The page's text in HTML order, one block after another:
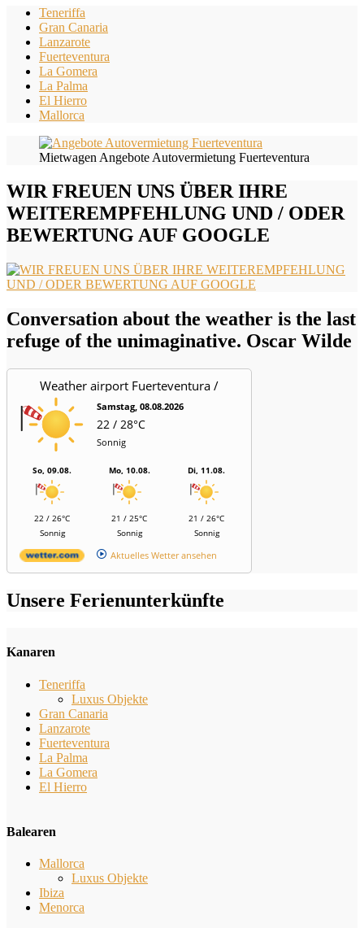
Teneriffa
Gran Canaria
Lanzarote
Fuerteventura
La Gomera
La Palma
El Hierro
Mallorca
Mietwagen Angebote Autovermietung Fuerteventura
WIR FREUEN UNS ÜBER IHRE
WEITEREMPFEHLUNG UND / ODER
BEWERTUNG AUF GOOGLE
Conversation about the weather is the last
refuge of the unimaginative. Oscar Wilde
Weather airport Fuerteventura /
Aeropuerto
Samstag, 08.08.2026
22 / 28°C
Sonnig
So, 09.08.
22 / 26°C
Sonnig
Mo, 10.08.
21 / 25°C
Sonnig
Di, 11.08.
21 / 26°C
Sonnig
Aktuelles Wetter ansehen
Unsere Ferienunterkünfte
Kanaren
Teneriffa
Luxus Objekte
Gran Canaria
Lanzarote
Fuerteventura
La Palma
La Gomera
El Hierro
Balearen
Mallorca
Luxus Objekte
Ibiza
Menorca